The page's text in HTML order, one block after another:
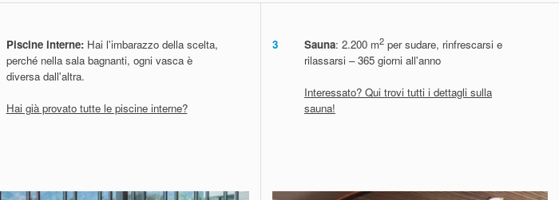
Piscine interne:Hai l'imbarazzo della scelta,
perché nella sala bagnanti, ogni vasca è
diversa dall'altra.
Hai già provato tutte le piscine interne?
3 Sauna: 2.200 m2per sudare, rinfrescarsi e
rilassarsi – 365 giorni all'anno
Interessato? Qui trovi tutti i dettagli sulla
sauna!